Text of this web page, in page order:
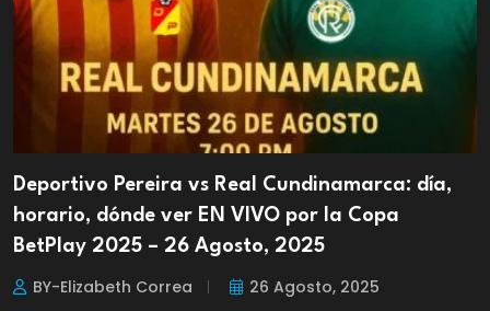
Deportivo Pereira vs Real Cundinamarca: día,
horario, dónde ver EN VIVO por la Copa
BetPlay 2025 – 26 Agosto, 2025
BY-Elizabeth Correa 26 Agosto, 2025